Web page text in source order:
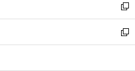
く
で
開
く
ド
ウ
で
開
ィ
ン
ド
ウ
い
ウ
ィ
ン
新
し
い
ウ
新
し